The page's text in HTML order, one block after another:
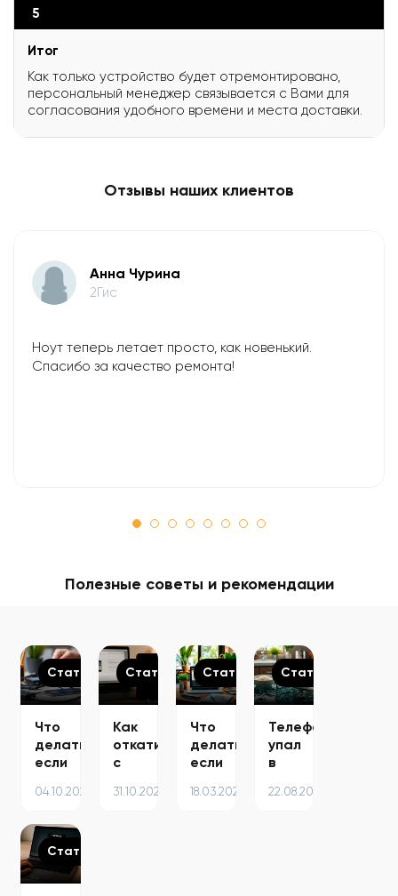
5
Итог
Как только устройство будет отремонтировано,
персональный менеджер связывается с Вами для
согласования удобного времени и места доставки.
Отзывы наших клиентов
Анна Чурина
2Гис
Ноут теперь летает просто, как новенький.
Спасибо за качество ремонта!
Полезные советы и рекомендации
Статьи
Что
делать,
если
не
04.10.2025
Статьи
Как
откатиться
с
iOS
31.10.2025
Статьи
Что
делать,
если
начал
18.03.2024
Статьи
Телефон
упал
в
–
22.08.2024
Статьи